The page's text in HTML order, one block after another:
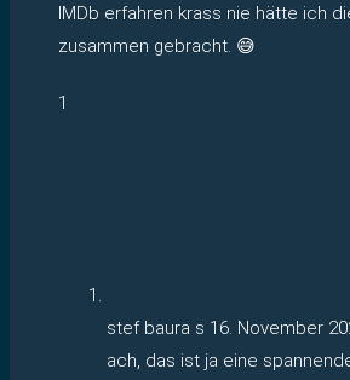
IMDb erfahren krass nie hätte ich
zusammen gebracht. 😅
1
stef baura s 16. November
ach, das ist ja eine